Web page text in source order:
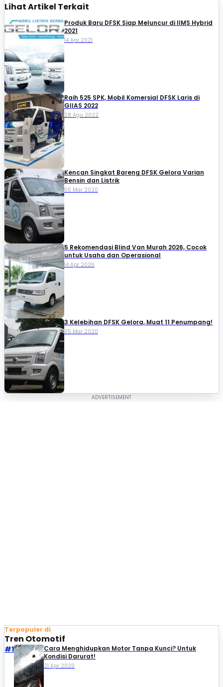
Lihat Artikel Terkait
Produk Baru DFSK Siap Meluncur di IIMS Hybrid
2021
14 Apr 2021
Raih 525 SPK, Mobil Komersial DFSK Laris di
GIIAS 2022
28 Agu 2022
Kencan Singkat Bareng DFSK Gelora Varian
Bensin dan Listrik
05 Mar 2020
5 Rekomendasi Blind Van Murah 2026, Cocok
untuk Usaha dan Operasional
14 Apr 2026
3 Kelebihan DFSK Gelora, Muat 11 Penumpang!
05 Mar 2020
Terpopuler di
Tren Otomotif
#1
Cara Menghidupkan Motor Tanpa Kunci? Untuk
Kondisi Darurat!
21 Apr 2020